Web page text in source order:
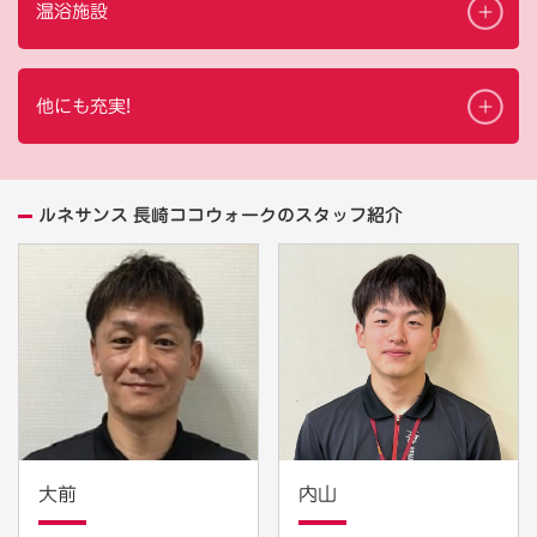
温浴施設
他にも充実!
ルネサンス 長崎ココウォークのスタッフ紹介
大前 内山